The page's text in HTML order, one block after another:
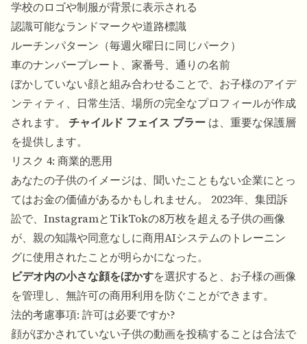
学校のロゴや制服が背景に表示される
認識可能なランドマークや道路標識
ルーチンパターン（毎週火曜日に同じパーク）
車のナンバープレート、家番号、通りの名前
ぼかしていない顔と組み合わせることで、お子様のアイデ
ンティティ、日常生活、場所の完全なプロフィールが作成
されます。 チャイルド フェイス ブラー は、重要な保護層
を提供します。
リスク 4: 商業的悪用
あなたの子供のイメージは、聞いたこともない企業にとっ
てはお金の価値があるかもしれません。 2023年、集団訴
訟で、InstagramとTikTokの8万枚を超える子供の画像
が、親の知識や同意なしに商用AIシステムのトレーニン
グに使用されたことが明らかになった。
ビデオ内の小さな顔をぼかすを選択すると、お子様の画像
を管理し、無許可の商用利用を防ぐことができます。
法的考慮事項: 許可は必要ですか?
顔がぼかされていない子供の動画を投稿することは合法で